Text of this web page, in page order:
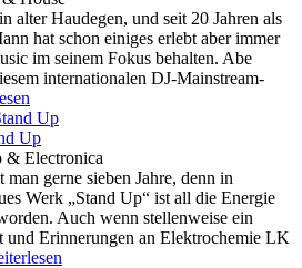
alter Haudegen, und seit 20 Jahren als
hat schon einiges erlebt aber immer
im seinem Fokus behalten. Abe
internationalen DJ-Mainstream-
Up
& Electronica
gerne sieben Jahre, denn in
Werk „Stand Up“ ist all die Energie
Auch wenn stellenweise ein
Erinnerungen an Elektrochemie LK